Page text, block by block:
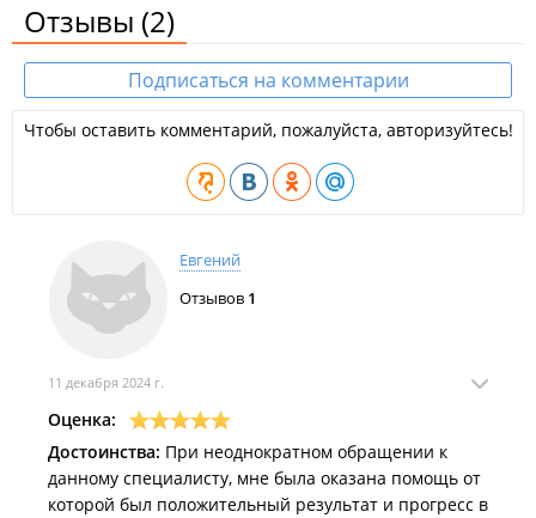
Отзывы (2)
Подписаться на комментарии
Чтобы оставить комментарий, пожалуйста, авторизуйтесь!
Евгений
Отзывов 1
11 декабря 2024 г.
Оценка:
Достоинства: При неоднократном обращении к
данному специалисту, мне была оказана помощь от
которой был положительный результат и прогресс в